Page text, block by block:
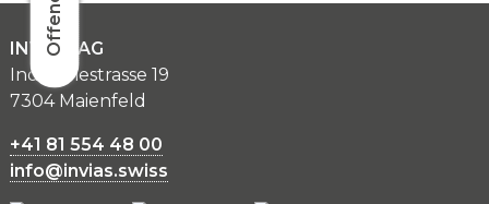
INVIAS AG
Industriestrasse 19
7304 Maienfeld
+41 81 554 48 00
info@invias.swiss